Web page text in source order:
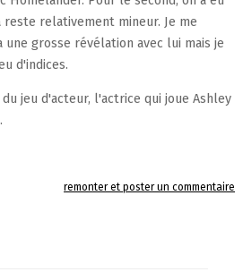
reste relativement mineur. Je me
une grosse révélation avec lui mais je
d'indices.
jeu d'acteur, l'actrice qui joue Ashley
remonter et poster un commentaire